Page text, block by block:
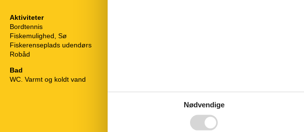
Aktiviteter
Bordtennis
Fiskemulighed, Sø
Fiskerenseplads udendørs
Robåd
Bad
WC. Varmt og koldt vand
Kæledyr Nej
Renoveret
Støvsuger
Tørretumbler
Nødvendige